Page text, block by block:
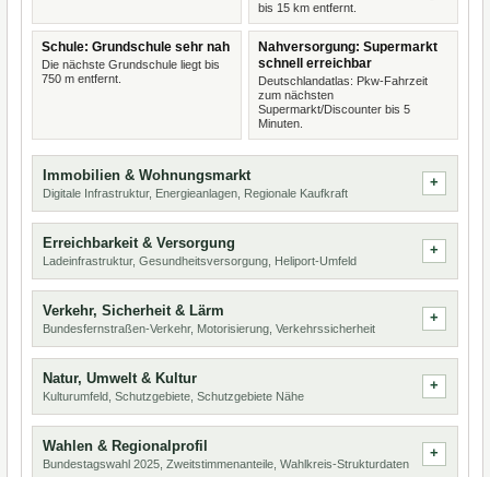
bis 15 km entfernt.
Schule: Grundschule sehr nah
Die nächste Grundschule liegt bis
750 m entfernt.
Nahversorgung: Supermarkt
schnell erreichbar
Deutschlandatlas: Pkw-Fahrzeit
zum nächsten
Supermarkt/Discounter bis 5
Minuten.
Immobilien & Wohnungsmarkt
Digitale Infrastruktur, Energieanlagen, Regionale Kaufkraft
Erreichbarkeit & Versorgung
Ladeinfrastruktur, Gesundheitsversorgung, Heliport-Umfeld
Verkehr, Sicherheit & Lärm
Bundesfernstraßen-Verkehr, Motorisierung, Verkehrssicherheit
Natur, Umwelt & Kultur
Kulturumfeld, Schutzgebiete, Schutzgebiete Nähe
Wahlen & Regionalprofil
Bundestagswahl 2025, Zweitstimmenanteile, Wahlkreis-Strukturdaten